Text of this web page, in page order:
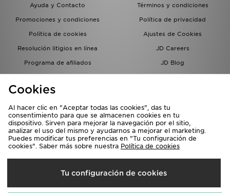
Ayuda y Contacto
Términos y condiciones
Promociones y condiciones
Política de privacidad
Política de cookies
Ajustes de Cookies
Resolución litigios en línea
JD Careers
Programa de afiliados
JD Blog
del grupo JD - Whistleblowing
Selecciona País
España
Cookies
Al hacer clic en "Aceptar todas las cookies", das tu
consentimiento para que se almacenen cookies en tu
dispositivo. Sirven para mejorar la navegación por el sitio,
analizar el uso del mismo y ayudarnos a mejorar el marketing.
Puedes modificar tus preferencias en "Tu configuración de
cookies". Saber más sobre nuestra Política de cookies
Tu configuración de cookies